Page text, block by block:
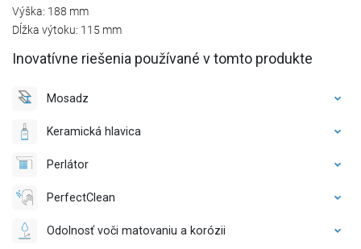
Výška: 188 mm
Dĺžka výtoku: 115 mm
Inovatívne riešenia používané v tomto produkte
Mosadz
Keramická hlavica
Perlátor
PerfectClean
Odolnosť voči matovaniu a korózii